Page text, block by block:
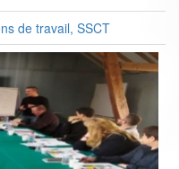
de travail, SSCT